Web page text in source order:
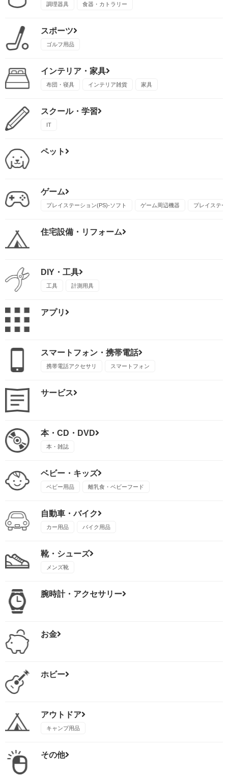
調理器具 食器・カトラリー
スポーツ
ゴルフ用品
インテリア・家具
布団・寝具 インテリア雑貨 家具
スクール・学習
IT
ペット
ゲーム
プレイステーション(PS)-ソフト ゲーム周辺機器 プレイステ
住宅設備・リフォーム
DIY・工具
工具 計測用具
アプリ
スマートフォン・携帯電話
携帯電話アクセサリ スマートフォン
サービス
本・CD・DVD
本・雑誌
ベビー・キッズ
ベビー用品 離乳食・ベビーフード
自動車・バイク
カー用品 バイク用品
靴・シューズ
メンズ靴
腕時計・アクセサリー
お金
ホビー
アウトドア
キャンプ用品
その他